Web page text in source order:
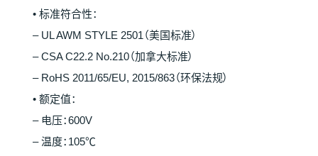
• 标准符合性：
– UL AWM STYLE 2501（美国标准）
– CSA C22.2 No.210（加拿大标准）
– RoHS 2011/65/EU, 2015/863（环保法规）
• 额定值：
– 电压：600V
– 温度：105℃